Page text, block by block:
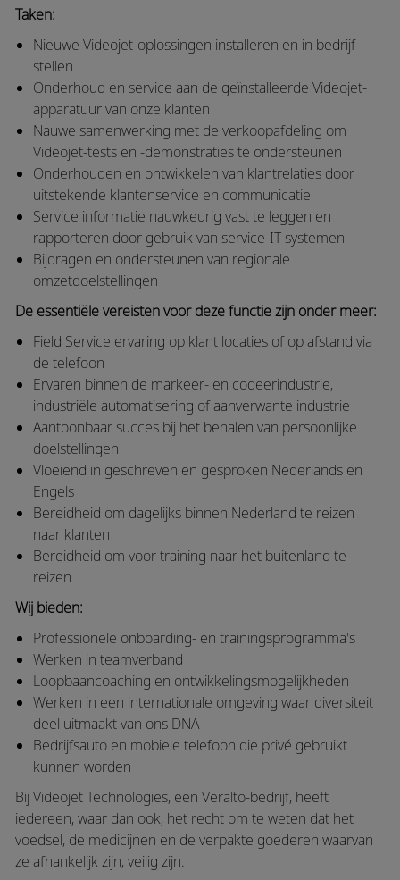
Taken:
Nieuwe Videojet-oplossingen installeren en in bedrijf
stellen
Onderhoud en service aan de geïnstalleerde Videojet-
apparatuur van onze klanten
Nauwe samenwerking met de verkoopafdeling om
Videojet-tests en -demonstraties te ondersteunen
Onderhouden en ontwikkelen van klantrelaties door
uitstekende klantenservice en communicatie
Service informatie nauwkeurig vast te leggen en
rapporteren door gebruik van service-IT-systemen
Bijdragen en ondersteunen van regionale
omzetdoelstellingen
De essentiële vereisten voor deze functie zijn onder meer:
Field Service ervaring op klant locaties of op afstand via
de telefoon
Ervaren binnen de markeer- en codeerindustrie,
industriële automatisering of aanverwante industrie
Aantoonbaar succes bij het behalen van persoonlijke
doelstellingen
Vloeiend in geschreven en gesproken Nederlands en
Engels
Bereidheid om dagelijks binnen Nederland te reizen
naar klanten
Bereidheid om voor training naar het buitenland te
reizen
Wij bieden:
Professionele onboarding- en trainingsprogramma's
Werken in teamverband
Loopbaancoaching en ontwikkelingsmogelijkheden
Werken in een internationale omgeving waar diversiteit
deel uitmaakt van ons DNA
Bedrijfsauto en mobiele telefoon die privé gebruikt
kunnen worden
Bij Videojet Technologies, een Veralto-bedrijf, heeft
iedereen, waar dan ook, het recht om te weten dat het
voedsel, de medicijnen en de verpakte goederen waarvan
ze afhankelijk zijn, veilig zijn.